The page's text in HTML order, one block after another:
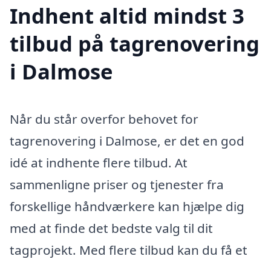
Indhent altid mindst 3
tilbud på tagrenovering
i Dalmose
Når du står overfor behovet for
tagrenovering i Dalmose, er det en god
idé at indhente flere tilbud. At
sammenligne priser og tjenester fra
forskellige håndværkere kan hjælpe dig
med at finde det bedste valg til dit
tagprojekt. Med flere tilbud kan du få et